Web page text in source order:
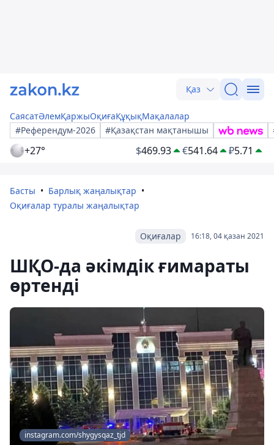
Қаз
СаясатӘлемҚаржыОқиғаҚұқықМақалалар
#Референдум-2026
#Қазақстан мақтанышы
+27° $469.93 €541.64 ₽5.71
Басты
Барлық жаңалықтар
Оқиғалар туралы жаңалықтар
16:18, 04 қазан 2021
Оқиғалар
ШҚО-да әкімдік ғимараты
өртенді
instagram.com/shygysqaz_tjd